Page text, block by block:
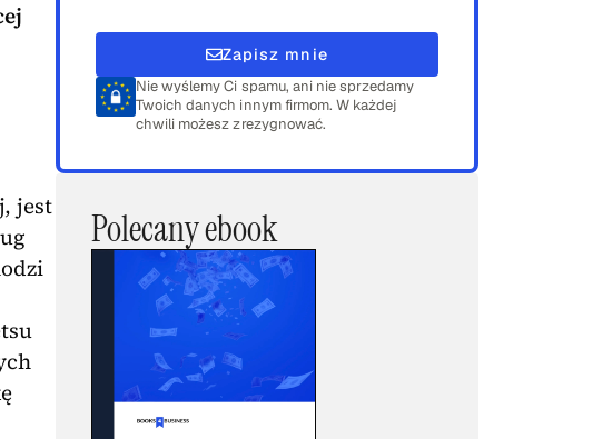
jest
Zapisz mnie
Nie wyślemy Ci spamu, ani nie sprzedamy
Twoich danych innym firmom. W każdej
chwili możesz zrezygnować.
Polecany ebook